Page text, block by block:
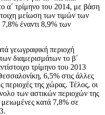
α΄ τρίμηνο του 2014, με βάση
μείωση των τιμών των
έναντι 8,9% των
γεωγραφική περιοχή
διαμερισμάτων το β΄
τρίμηνο του 2013
6,5% στις άλλες
περιοχές της χώρας. Τέλος, οι
των αστικών περιοχών της
κατά 7,8% σε